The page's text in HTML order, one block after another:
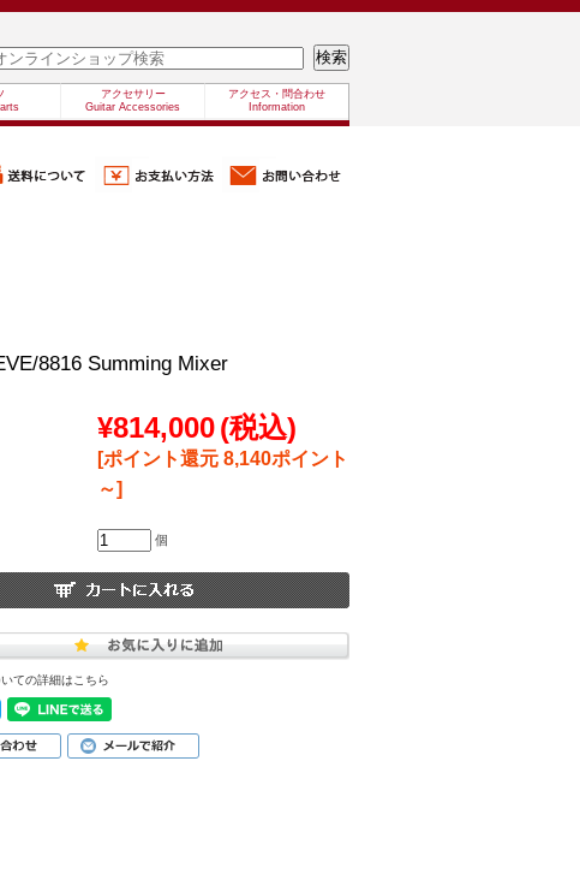
アクセサリー
Guitar Accessories
アクセス・問合わせ
Information
8816 Summing Mixer
¥814,000(税込)
[ポイント還元 8,140ポイント
～]
個
ての詳細はこちら